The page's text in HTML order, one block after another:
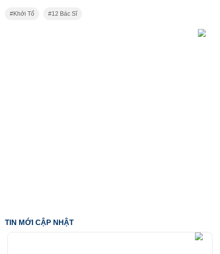
Khởi Tố 12 Bác Sĩ
TIN MỚI CẬP NHẬT